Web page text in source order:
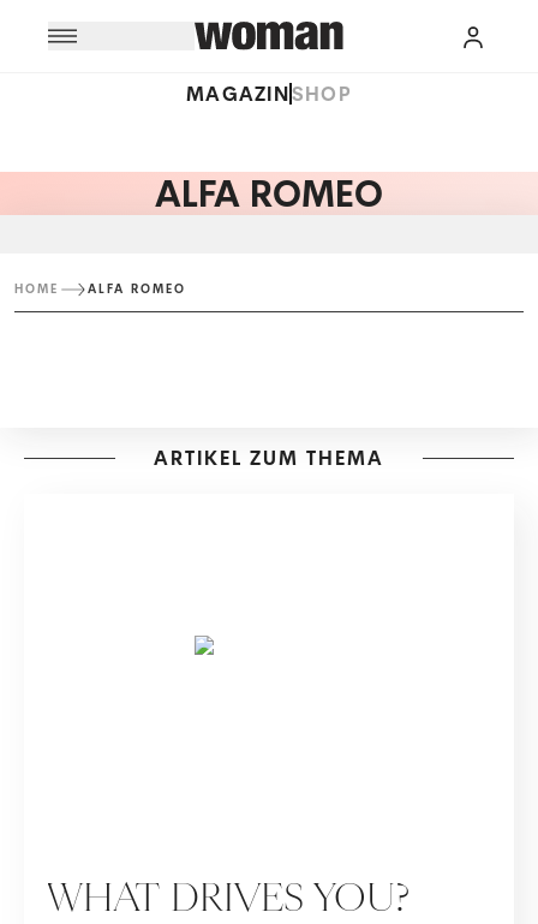
MAGAZINSHOP
ALFA ROMEO
HOME ALFA ROMEO
ARTIKEL ZUM THEMA
WHAT DRIVES YOU?